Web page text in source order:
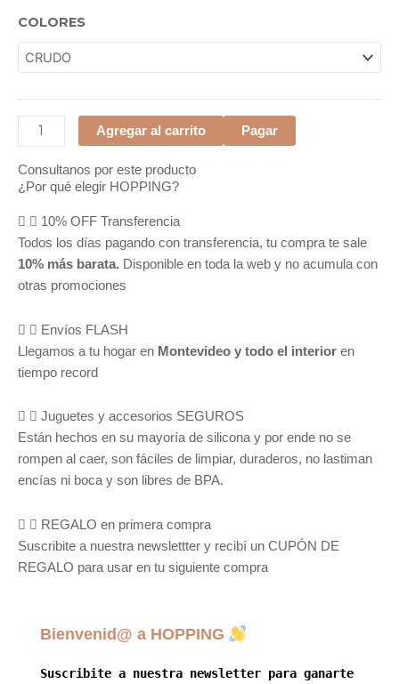
COLORES
ALCANCÍA
cantidad
Agregar al carrito Pagar
Consultanos por este producto
¿Por qué elegir HOPPING?
10% OFF Transferencia
Todos los días pagando con transferencia, tu compra te sale
10% más barata. Disponible en toda la web y no acumula con
otras promociones
Envíos FLASH
Llegamos a tu hogar en Montevideo y todo el interior en
tiempo record
Juguetes y accesorios SEGUROS
Están hechos en su mayoría de silicona y por ende no se
rompen al caer, son fáciles de limpiar, duraderos, no lastiman
encías ni boca y son libres de BPA.
REGALO en primera compra
Suscribite a nuestra newslettter y recibí un CUPÓN DE
REGALO para usar en tu siguiente compra
Bienvenid@ a HOPPING
Suscribite a nuestra newsletter para ganarte